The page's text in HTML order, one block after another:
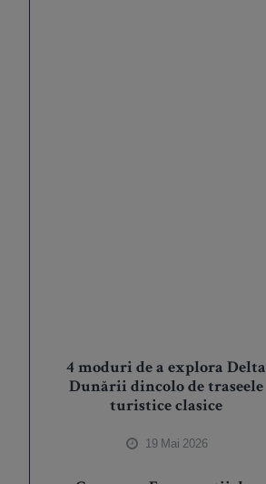
4 moduri de a explora Delta
Dunării dincolo de traseele
turistice clasice
19 Mai 2026